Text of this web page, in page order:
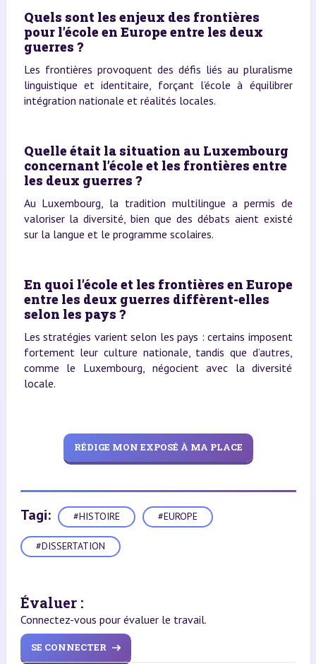
Quels sont les enjeux des frontières
pour l’école en Europe entre les deux
guerres ?
Les frontières provoquent des défis liés au pluralisme
linguistique et identitaire, forçant l’école à équilibrer
intégration nationale et réalités locales.
Quelle était la situation au Luxembourg
concernant l’école et les frontières entre
les deux guerres ?
Au Luxembourg, la tradition multilingue a permis de
valoriser la diversité, bien que des débats aient existé
sur la langue et le programme scolaires.
En quoi l’école et les frontières en Europe
entre les deux guerres diffèrent-elles
selon les pays ?
Les stratégies varient selon les pays : certains imposent
fortement leur culture nationale, tandis que d’autres,
comme le Luxembourg, négocient avec la diversité
locale.
RÉDIGE MON EXPOSÉ À MA PLACE
Tagi: #HISTOIRE #EUROPE
#DISSERTATION
Évaluer :
Connectez-vous pour évaluer le travail.
SE CONNECTER